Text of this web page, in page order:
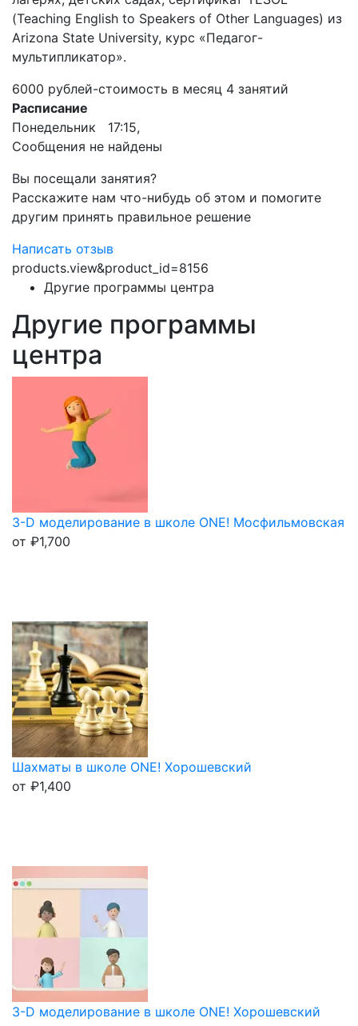
(Teaching English to Speakers of Other Languages) из
Arizona State University, курс «Педагог-
мультипликатор».
6000 рублей-стоимость в месяц 4 занятий
Расписание
Понедельник 17:15,
Сообщения не найдены
Вы посещали занятия?
Расскажите нам что-нибудь об этом и помогите
другим принять правильное решение
Написать отзыв
products.view&product_id=8156
Другие программы центра
Другие программы
центра
3-D моделирование в школе ONE! Мосфильмовская
от ₽1,700
Шахматы в школе ONE! Хорошевский
от ₽1,400
3-D моделирование в школе ONE! Хорошевский